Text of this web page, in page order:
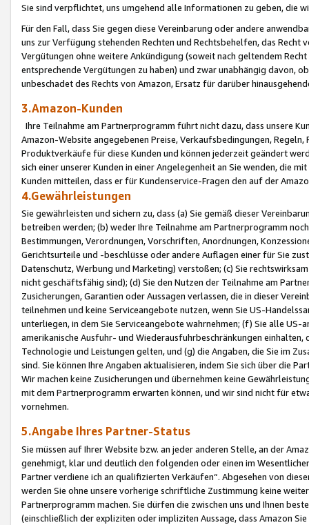
Sie sind verpflichtet, uns umgehend alle Informationen zu geben, die
Für den Fall, dass Sie gegen diese Vereinbarung oder andere
uns zur Verfügung stehenden Rechten und Rechtsbehelfen, das
Vergütungen ohne weitere Ankündigung (soweit nach geltendem
entsprechende Vergütungen zu haben) und zwar unabhängig davon,
unbeschadet des Rechts von Amazon, Ersatz für darüber
3.Amazon-Kunden
Ihre Teilnahme am Partnerprogramm führt nicht dazu, dass unsere
Amazon-Website angegebenen Preise, Verkaufsbedingungen,
Produktverkäufe für diese Kunden und können jederzeit geändert
sich einer unserer Kunden in einer Angelegenheit an Sie wenden, die
Kunden mitteilen, dass er für Kundenservice-Fragen den auf der
4.Gewährleistungen
Sie gewährleisten und sichern zu, dass (a) Sie gemäß dieser
betreiben werden; (b) weder Ihre Teilnahme am Partnerprogramm
Bestimmungen, Verordnungen, Vorschriften, Anordnungen,
Gerichtsurteile und -beschlüsse oder andere Auflagen einer für Sie
Datenschutz, Werbung und Marketing) verstoßen; (c) Sie
nicht geschäftsfähig sind); (d) Sie den Nutzen der Teilnahme am
Zusicherungen, Garantien oder Aussagen verlassen, die in dieser
teilnehmen und keine Serviceangebote nutzen, wenn Sie US-
unterliegen, in dem Sie Serviceangebote wahrnehmen; (f) Sie alle
amerikanische Ausfuhr- und Wiederausfuhrbeschränkungen
Technologie und Leistungen gelten, und (g) die Angaben, die Sie im
sind. Sie können Ihre Angaben aktualisieren, indem Sie sich über die
Wir machen keine Zusicherungen und übernehmen keine
mit dem Partnerprogramm erwarten können, und wir sind nicht für
vornehmen.
5.Angabe Ihres Partner-Status
Sie müssen auf Ihrer Website bzw. an jeder anderen Stelle, an der
genehmigt, klar und deutlich den folgenden oder einen im
Partner verdiene ich an qualifizierten Verkäufen“. Abgesehen von
werden Sie ohne unsere vorherige schriftliche Zustimmung keine
Partnerprogramm machen. Sie dürfen die zwischen uns und Ihnen
(einschließlich der expliziten oder impliziten Aussage, dass Amazon